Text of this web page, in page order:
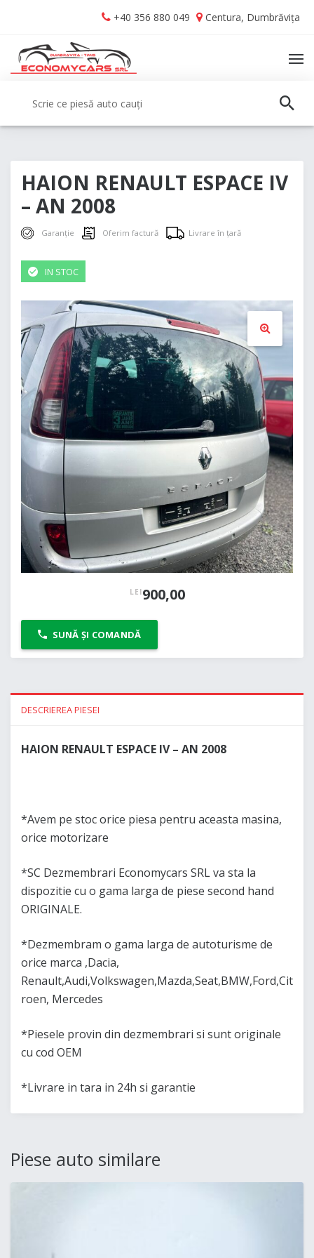
navigation
content
+40 356 880 049 Centura, Dumbrăvița
HAION RENAULT ESPACE IV
– AN 2008
Garanție Oferim factură Livrare în țară
IN STOC
🔍
LEI900,00
SUNĂ ȘI COMANDĂ
DESCRIEREA PIESEI
HAION RENAULT ESPACE IV – AN 2008
*Avem pe stoc orice piesa pentru aceasta masina,
orice motorizare
*SC Dezmembrari Economycars SRL va sta la
dispozitie cu o gama larga de piese second hand
ORIGINALE.
*Dezmembram o gama larga de autoturisme de
orice marca ,Dacia,
Renault,Audi,Volkswagen,Mazda,Seat,BMW,Ford,Cit
roen, Mercedes
*Piesele provin din dezmembrari si sunt originale
cu cod OEM
*Livrare in tara in 24h si garantie
Piese auto similare